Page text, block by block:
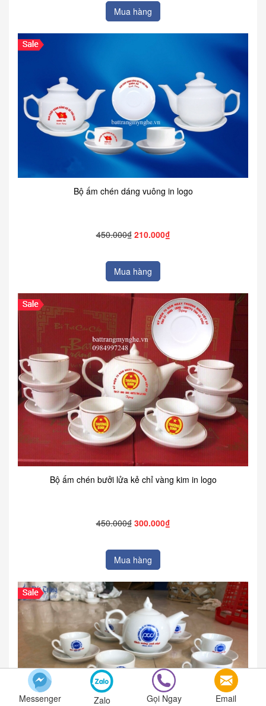
Mua hàng
Bộ ấm chén dáng vuông in logo
450.000₫ 210.000₫
Mua hàng
Bộ ấm chén bưởi lửa kẻ chỉ vàng kim in logo
450.000₫ 300.000₫
Mua hàng
Messenger Zalo Gọi Ngay Email